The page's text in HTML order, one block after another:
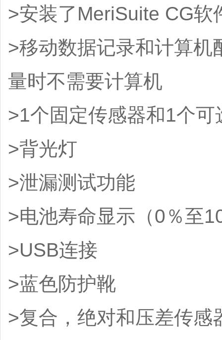
>安装了MeriSuite CG
>移动数据记录和计算
量时不需要计算机
>1个固定传感器和1个
>背光灯
>泄漏测试功能
>电池寿命显示（0％至
>USB连接
>蓝色防护靴
>复合，绝对和压差传感